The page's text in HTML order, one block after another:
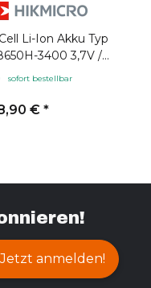
Li-Ion Akku Typ
3400 3,7V /
geeignet für
sofort bestellbar
€ *
Jetzt anmelden!